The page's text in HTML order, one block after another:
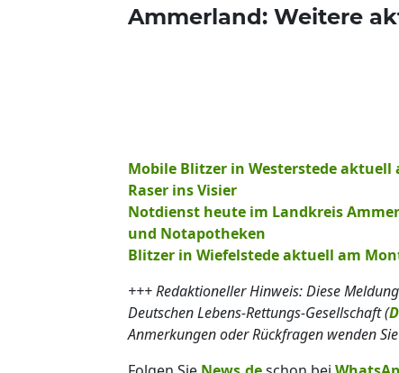
Ammerland: Weitere
Mobile Blitzer in Westerstede aktuell
Raser ins Visier
Notdienst heute im Landkreis
und Notapotheken
Blitzer in Wiefelstede aktuell am
+++ Redaktioneller Hinweis: Diese
Deutschen Lebens-Rettungs-Gesellschaft (
Anmerkungen oder Rückfragen wenden